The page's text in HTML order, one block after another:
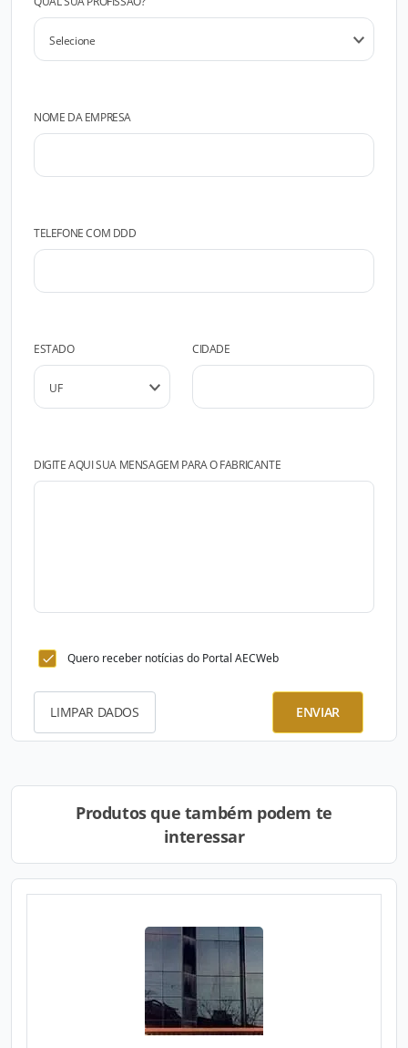
NOME DA EMPRESA
TELEFONE COM DDD
ESTADO CIDADE
DIGITE AQUI SUA MENSAGEM PARA O FABRICANTE
Quero receber notícias do Portal AECWeb
LIMPAR DADOS ENVIAR
Produtos que também podem te
interessar